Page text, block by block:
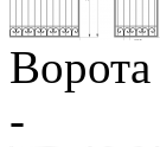
Ворота
-